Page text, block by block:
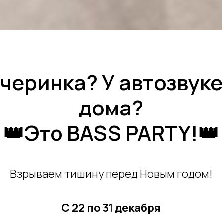
У
дома?
👑Это BASS PARTY!👑
Взрываем тишину перед Новым годом!
С 22 по 31 декабря